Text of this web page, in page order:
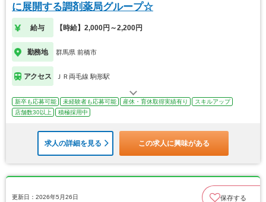
に展開する調剤薬局グループ☆
給与 【時給】2,000円～2,200円
勤務地 群馬県 前橋市
アクセス ＪＲ両毛線 駒形駅
新卒も応募可能 未経験者も応募可能 産休・育休取得実績有り
スキルアップ
店舗数30以上
積極採用中
求人の詳細を見る この求人に興味がある
更新日：2026年5月26日 保存する